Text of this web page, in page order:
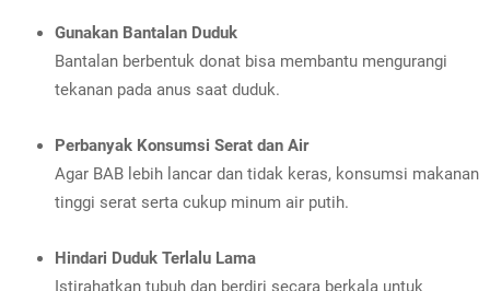
Gunakan Bantalan Duduk
Bantalan berbentuk donat bisa membantu mengurangi
tekanan pada anus saat duduk.
Perbanyak Konsumsi Serat dan Air
Agar BAB lebih lancar dan tidak keras, konsumsi makanan
tinggi serat serta cukup minum air putih.
Hindari Duduk Terlalu Lama
Istirahatkan tubuh dan berdiri secara berkala untuk